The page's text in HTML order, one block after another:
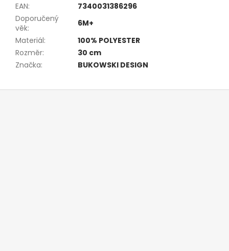
EAN:
7340031386296
Doporučený
věk:
6M+
Materiál:
100% POLYESTER
Rozměr:
30 cm
Značka: BUKOWSKI DESIGN
Z